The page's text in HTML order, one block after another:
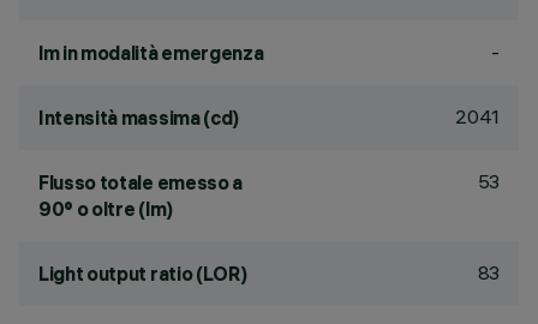
lm in modalità emergenza -
Intensità massima (cd) 2041
Flusso totale emesso a
90° o oltre (lm)
53
Light output ratio (LOR) 83